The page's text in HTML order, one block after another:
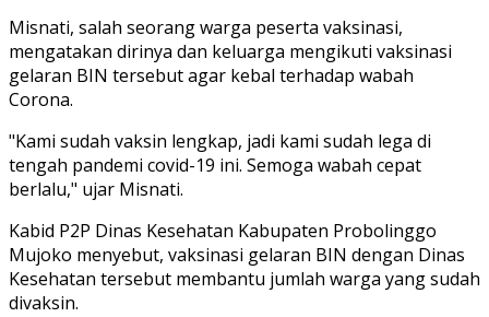
Misnati, salah seorang warga peserta vaksinasi,
mengatakan dirinya dan keluarga mengikuti vaksinasi
gelaran BIN tersebut agar kebal terhadap wabah
Corona.
"Kami sudah vaksin lengkap, jadi kami sudah lega di
tengah pandemi covid-19 ini. Semoga wabah cepat
berlalu," ujar Misnati.
Kabid P2P Dinas Kesehatan Kabupaten Probolinggo
Mujoko menyebut, vaksinasi gelaran BIN dengan Dinas
Kesehatan tersebut membantu jumlah warga yang sudah
divaksin.